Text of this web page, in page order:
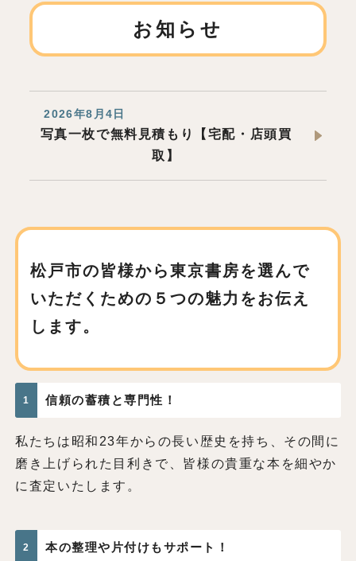
お知らせ
2026年8月4日
写真一枚で無料見積もり【宅配・店頭買
取】
松戸市の皆様から東京書房を選んで
いただくための ５つの魅力をお伝え
します。
1 信頼の蓄積と専門性！
私たちは昭和23年からの長い歴史を持ち、その間に
磨き上げられた目利きで、皆様の貴重な本を細やか
に査定いたします。
2 本の整理や片付けもサポート！